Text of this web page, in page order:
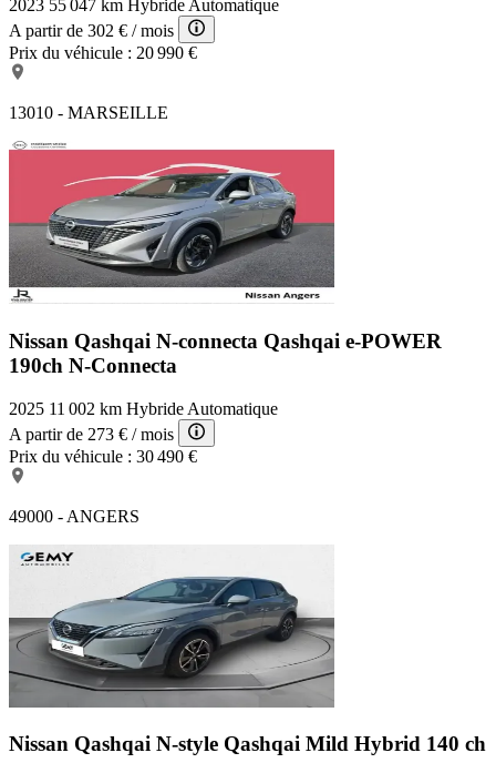
2023 55 047 km Hybride Automatique
A partir de 302 € / mois
Prix du véhicule : 20 990 €
13010 - MARSEILLE
Nissan Qashqai N-connecta Qashqai e-POWER
190ch N-Connecta
2025 11 002 km Hybride Automatique
A partir de 273 € / mois
Prix du véhicule : 30 490 €
49000 - ANGERS
Nissan Qashqai N-style Qashqai Mild Hybrid 140 ch